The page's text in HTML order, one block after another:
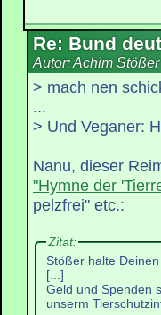
Re: Bund
Autor: Achim
> mach nen
...
> Und Veganer:
Nanu, dieser
"Hymne der
pelzfrei" etc.:
Zitat:
Stößer halte Deinen
[...]
Geld und Spenden
unserm